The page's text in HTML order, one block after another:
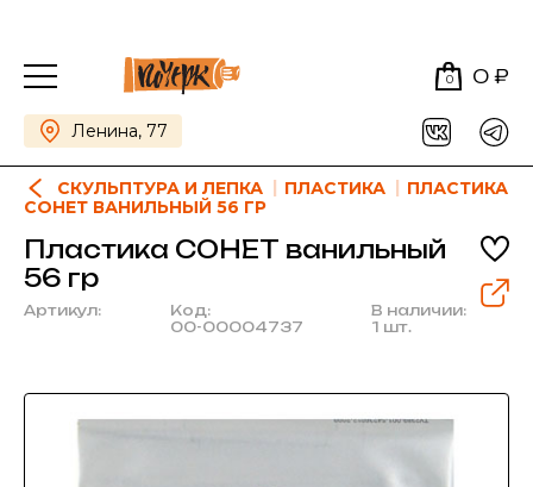
0 0 ₽
Ленина, 77
СКУЛЬПТУРА И ЛЕПКА ПЛАСТИКА
ПЛАСТИКА
СОНЕТ ВАНИЛЬНЫЙ 56 ГР
Пластика СОНЕТ ванильный
56 гр
Артикул:
Код:
00-00004737
В наличии:
1 шт.